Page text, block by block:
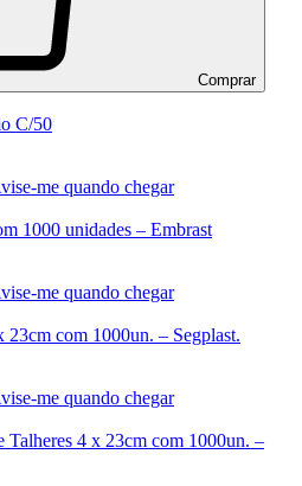
Comprar
C/50
me quando chegar
1000 unidades – Embrast
me quando chegar
23cm com 1000un. – Segplast.
me quando chegar
Talheres 4 x 23cm com 1000un. –